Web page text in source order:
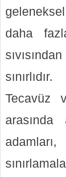
daha
sınırlıdır.
Tecavüz